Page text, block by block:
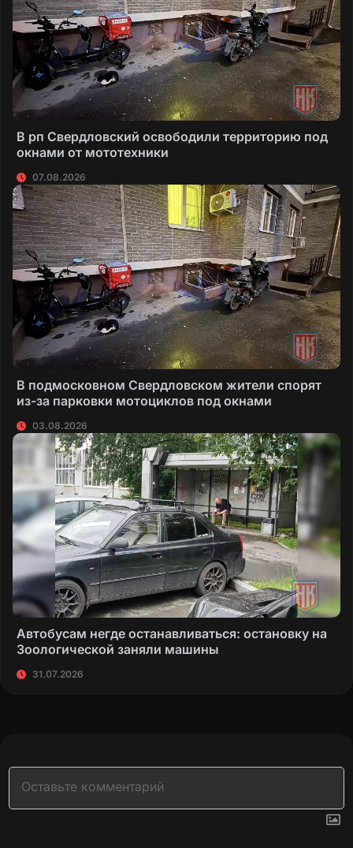
В рп Свердловский освободили территорию под
окнами от мототехники
07.08.2026
В подмосковном Свердловском жители спорят
из-за парковки мотоциклов под окнами
03.08.2026
Автобусам негде останавливаться: остановку на
Зоологической заняли машины
31.07.2026